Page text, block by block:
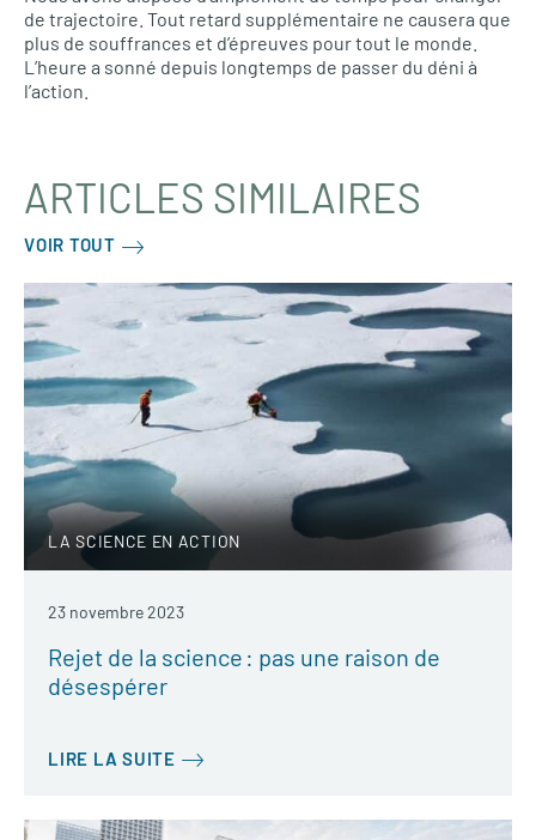
de trajectoire. Tout retard supplémentaire ne causera que
plus de souffrances et d’épreuves pour tout le monde.
L’heure a sonné depuis longtemps de passer du déni à
l’action.
ARTICLES SIMILAIRES
VOIR TOUT
LA SCIENCE EN ACTION
23 novembre 2023
Rejet de la science : pas une raison de
désespérer
LIRE LA SUITE